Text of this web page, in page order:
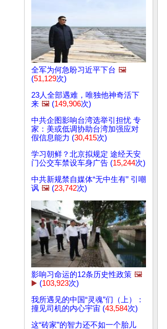
全军为何急盼习近平下台 🖼️
(51,129次)
23人全部遇难，唯独他神奇活下
来 🖼️ (149,906次)
中共企图影响台湾选举引担忧 专
家：美或低调协助台湾加强应对
假信息能力 (30,415次)
学习朝鲜？北京拟规定 途经天安
门公交车禁设车身广告 (15,244次)
中共新规禁自媒体“无中生有” 引嘲
讽 🖼️ (23,742次)
影响习命运的12条历史性政策 🖼️
▶️ (103,923次)
我所遇见的中国“灵魂”们（上）：
撞见司机的内心宇宙 (43,584次)
这“砖家”的智力还不如一个胎儿